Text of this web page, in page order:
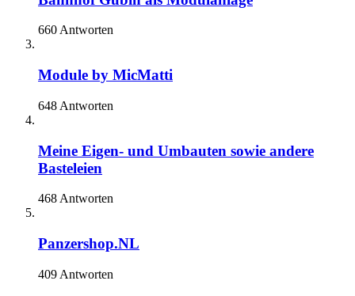
660 Antworten
Module by MicMatti
648 Antworten
Meine Eigen- und Umbauten sowie andere
Basteleien
468 Antworten
Panzershop.NL
409 Antworten